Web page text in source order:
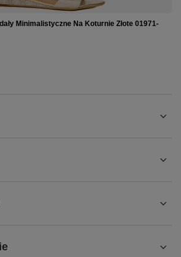
Minimalistyczne Na Koturnie Złote 01971-